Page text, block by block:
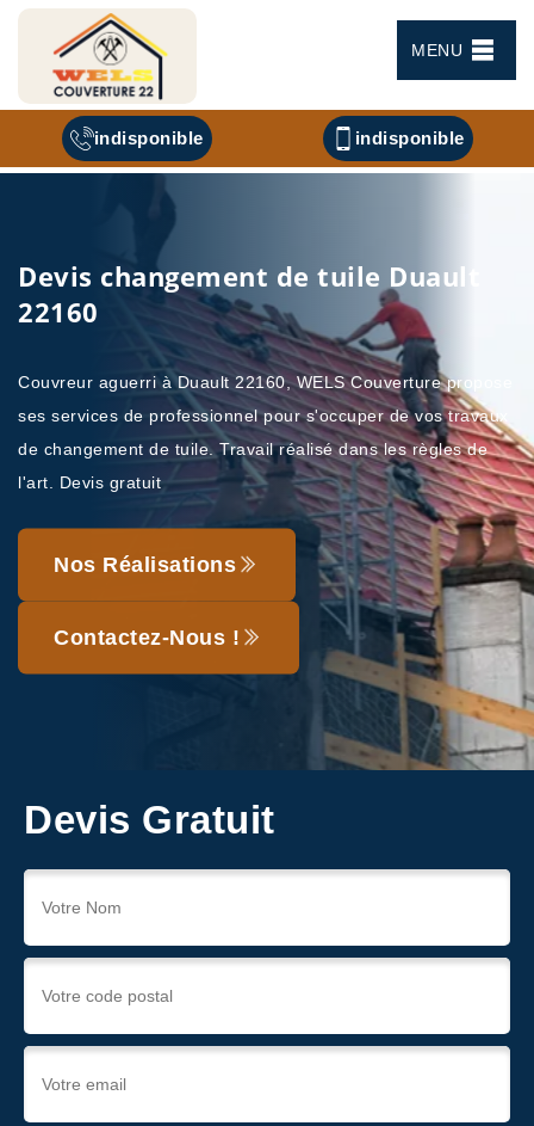
MENU
indisponible indisponible
Devis changement de tuile Duault
22160
Couvreur aguerri à Duault 22160, WELS Couverture propose
ses services de professionnel pour s'occuper de vos travaux
de changement de tuile. Travail réalisé dans les règles de
l'art. Devis gratuit
Nos Réalisations
Contactez-Nous !
Devis Gratuit